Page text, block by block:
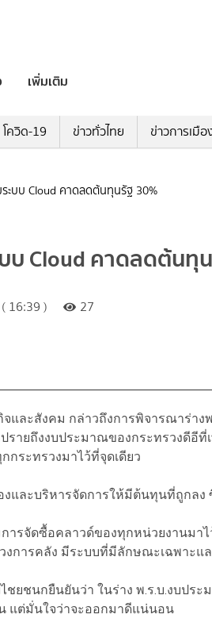
เพิ่มเติม
โควิด-19 ข่าวทั่วไทย ข่าวการเมือ
ะบบ Cloud คาดลดต้นทุนรัฐ 30%
บ Cloud คาดลดต้นทุ
16:39 ) 27
และสังคม กล่าวถึงการพิจารณาร่าง
ายถึงงบประมาณของกระทรวงดีอีที่
กระทรวงมาไว้ที่จุดเดียว
และบริหารจัดการให้มีต้นทุนที่ถูกลง
ารจัดซื้อคลาวด์ของทุกหน่วยงานมาไ
งการคลัง มีระบบที่มีลักษณะเฉพาะ
ยชนกยืนยันว่า ในร่าง พ.ร.บ.งบประ
แต่มั่นใจว่าจะออกมาดีแน่นอน